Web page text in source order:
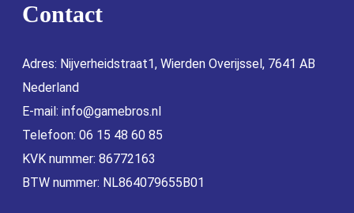
Contact
Adres: Nijverheidstraat1, Wierden Overijssel, 7641 AB
Nederland
E-mail: info@gamebros.nl
Telefoon: 06 15 48 60 85
KVK nummer: 86772163
BTW nummer: NL864079655B01